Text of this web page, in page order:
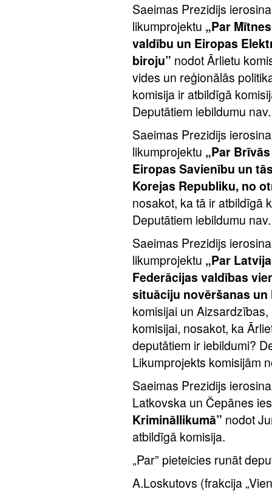
Saeimas Prezidijs
likumprojektu „Par
valdību un Eiropas
biroju” nodot Ārlietu
vides un reģionālās
komisija ir atbildīgā
Deputātiem iebildumu
Saeimas Prezidijs
likumprojektu „Par
Eiropas Savienību un
Korejas Republiku, no
nosakot, ka tā ir atbildīgā
Deputātiem iebildumu
Saeimas Prezidijs
likumprojektu „Par
Federācijas valdības
situāciju novēršanas un
komisijai un
komisijai, nosakot, ka
deputātiem ir iebildumi?
Likumprojekts komisijām
Saeimas Prezidijs
Latkovska un Čepānes
Krimināllikumā” nodot
atbildīgā komisija.
„Par” pieteicies runāt
A.Loskutovs (frakcija